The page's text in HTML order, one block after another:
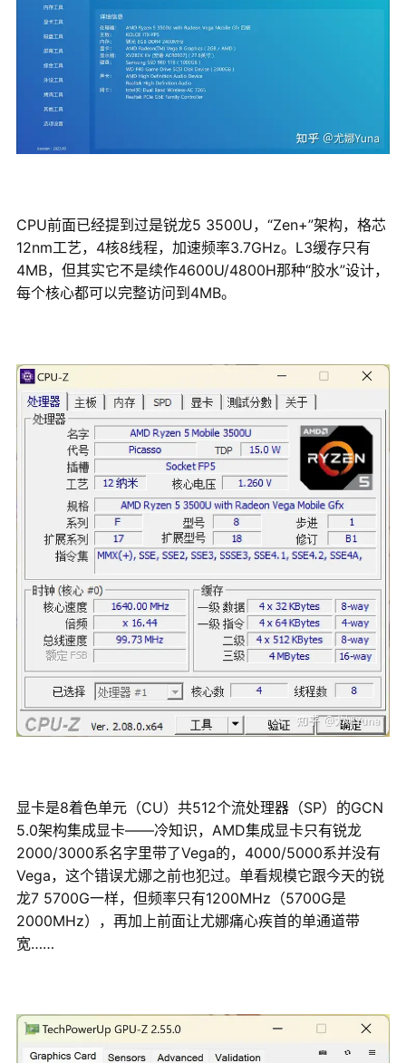
CPU前面已经提到过是锐龙5 3500U，“Zen+”架构，格芯
12nm工艺，4核8线程，加速频率3.7GHz。L3缓存只有
4MB，但其实它不是续作4600U/4800H那种“胶水”设计，
每个核心都可以完整访问到4MB。
显卡是8着色单元（CU）共512个流处理器（SP）的GCN
5.0架构集成显卡——冷知识，AMD集成显卡只有锐龙
2000/3000系名字里带了Vega的，4000/5000系并没有
Vega，这个错误尤娜之前也犯过。单看规模它跟今天的锐
龙7 5700G一样，但频率只有1200MHz（5700G是
2000MHz），再加上前面让尤娜痛心疾首的单通道带
宽……